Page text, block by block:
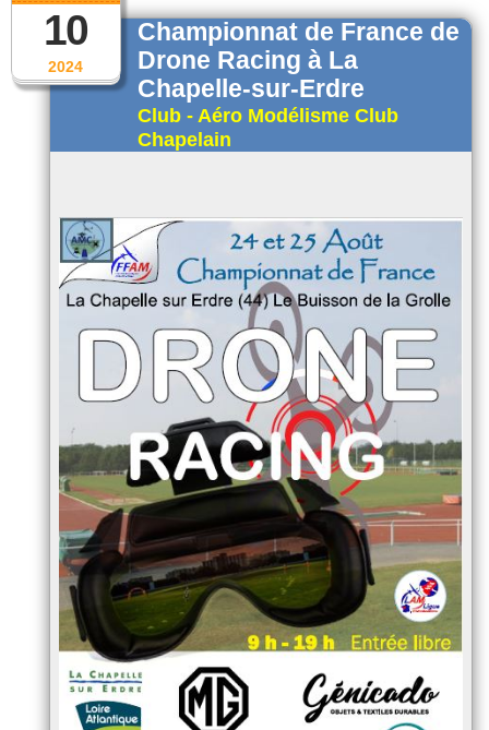
2024
10
Championnat de France de
Drone Racing à La
Chapelle-sur-Erdre
Club - Aéro Modélisme Club
Chapelain